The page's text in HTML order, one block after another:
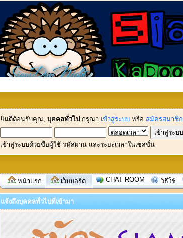
ยินดีต้อนรับคุณ, บุคคลทั่วไป กรุณา เข้าสู่ระบบ หรือ สมัครสมาชิก
เข้าสู่ระบบด้วยชื่อผู้ใช้ รหัสผ่าน และระยะเวลาในเซสชั่น
หน้าแรก เว็บบอร์ด CHAT ROOM วิธีใช้
แจ้งถึงบุคคลทั่วไปที่เข้ามา